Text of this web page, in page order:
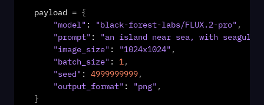
payload = {
"model" : "black-forest-labs/FLUX.2-pro" ,
"prompt" :
"an island near sea, with
"image_size" : "1024x1024" ,
"batch_size" : 1,
"seed" : 4999999999,
"output_format" : "png" ,
}